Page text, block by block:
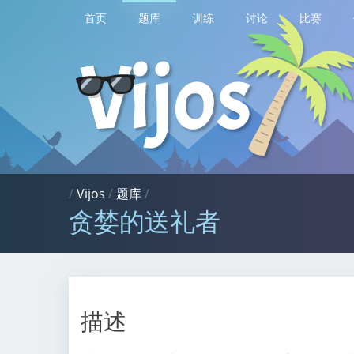
首页 题库 训练 讨论 比赛
/Vijos /题库/
贪婪的送礼者
描述